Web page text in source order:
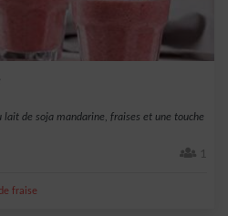
lait de soja mandarine, fraises et une touche
1
fraise